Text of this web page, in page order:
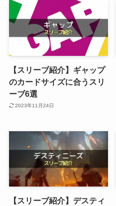
【スリーブ紹介】ギャップ
のカードサイズに合うスリ
ーブ6選
2023年11月24日
【スリーブ紹介】デスティ